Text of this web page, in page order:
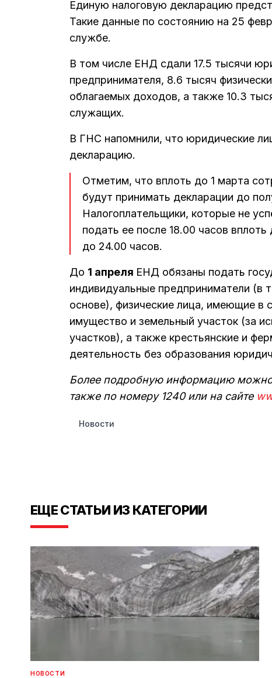
Единую налоговую декларацию
Такие данные по состоянию на 25
службе.
В том числе ЕНД сдали 17.5 тысячи
предпринимателя, 8.6 тысяч
облагаемых доходов, а также 10.3
служащих.
В ГНС напомнили, что юридические
декларацию.
Отметим, что вплоть до 1 марта
будут принимать декларации до
Налогоплательщики, которые не
подать ее после 18.00 часов
до 24.00 часов.
До 1 апреля ЕНД обязаны подать
индивидуальные предприниматели (в
основе), физические лица, имеющие в
имущество и земельный участок (за
участков), а также крестьянские и
деятельность без образования
Более подробную информацию можно
также по номеру 1240 или на сайте
Новости
ЕЩЕ СТАТЬИ ИЗ КАТЕГОРИИ
НОВОСТИ